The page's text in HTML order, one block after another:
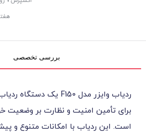
کالا
ردیاب وایزر مدل F150 یک دستگاه ردیاب GPS است که
و نظارت بر وضعیت خودرو طراحی شده
با امکانات متنوع و پیشرفته‌ای که دارد،